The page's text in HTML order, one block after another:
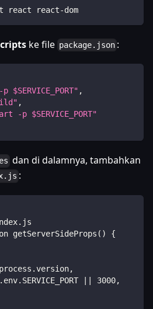
react react-dom
ke file package.json :
,
,
-p $SERVICE_PORT"
dan di dalamnya, tambahkan
:
getServerSideProps() {
|| 3000,